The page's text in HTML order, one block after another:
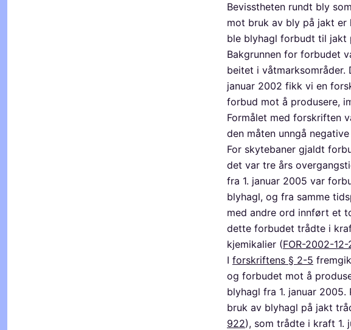
Bevisstheten rundt bly
mot bruk av bly på jakt er
ble blyhagl forbudt til jakt
Bakgrunnen for forbudet
beitet i våtmarksområder.
januar 2002 fikk vi en
forbud mot å produsere,
Formålet med forskriften
den måten unngå
For skytebaner gjaldt
det var tre års
fra 1. januar 2005 var
blyhagl, og fra samme
med andre ord innført et
dette forbudet trådte i
kjemikalier (FOR-2002-
I forskriftens § 2-5
og forbudet mot å
blyhagl fra 1. januar
bruk av blyhagl på jakt
922), som trådte i kraft 1.